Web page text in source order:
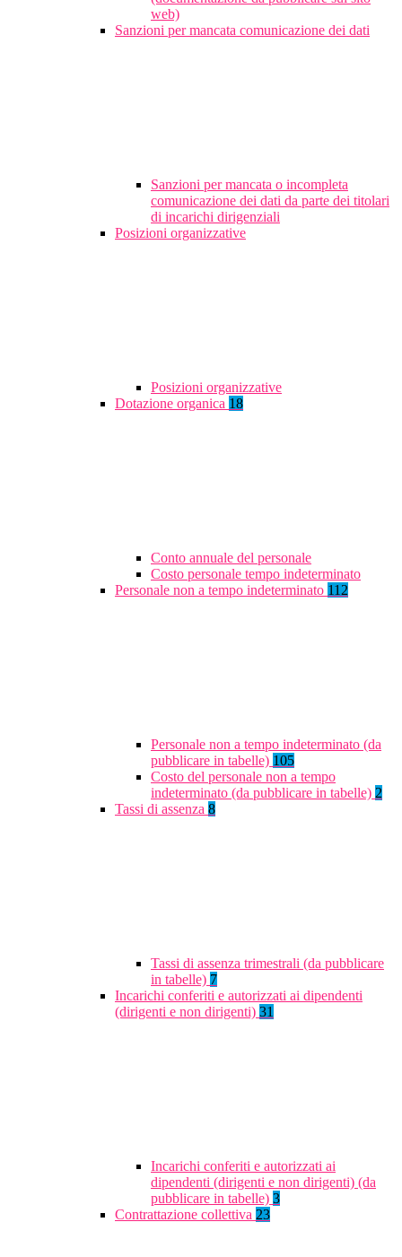
web)
Sanzioni per mancata comunicazione dei dati
Sanzioni per mancata o incompleta
comunicazione dei dati da parte dei titolari
di incarichi dirigenziali
Posizioni organizzative
Posizioni organizzative
Dotazione organica 18
Conto annuale del personale
Costo personale tempo indeterminato
Personale non a tempo indeterminato 112
Personale non a tempo indeterminato (da
pubblicare in tabelle) 105
Costo del personale non a tempo
indeterminato (da pubblicare in tabelle) 2
Tassi di assenza 8
Tassi di assenza trimestrali (da pubblicare
in tabelle) 7
Incarichi conferiti e autorizzati ai dipendenti
(dirigenti e non dirigenti) 31
Incarichi conferiti e autorizzati ai
dipendenti (dirigenti e non dirigenti) (da
pubblicare in tabelle) 3
Contrattazione collettiva 23